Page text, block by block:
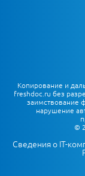
Копирование и
freshdoc.ru без
заимствование
нарушение
©
Сведения о IT-